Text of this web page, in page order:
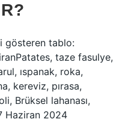
gösteren tablo:
taze fasulye,
ıspanak, roka,
kereviz, pırasa,
Brüksel lahanası,
Haziran 2024